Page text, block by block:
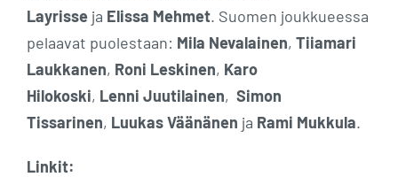
Layrisse ja Elissa Mehmet. Suomen joukkueessa
pelaavat puolestaan: Mila Nevalainen, Tiiamari
Laukkanen, Roni Leskinen, Karo
Hilokoski, Lenni Juutilainen, Simon
Tissarinen, Luukas Väänänen ja Rami Mukkula.
Linkit: